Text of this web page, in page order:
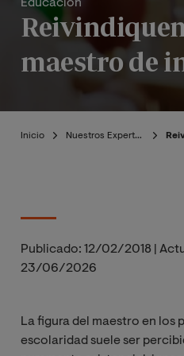
Educación
maestro de
Inicio Nuestros Expertos
Publicado: 12/02/2018
23/06/2026
La figura del maestro en los
escolaridad suele ser